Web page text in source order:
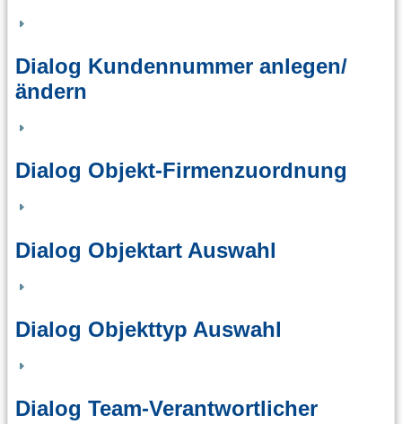
Dialog Kundennummer anlegen/
ändern
Dialog Objekt-Firmenzuordnung
Dialog Objektart Auswahl
Dialog Objekttyp Auswahl
Dialog Team-Verantwortlicher